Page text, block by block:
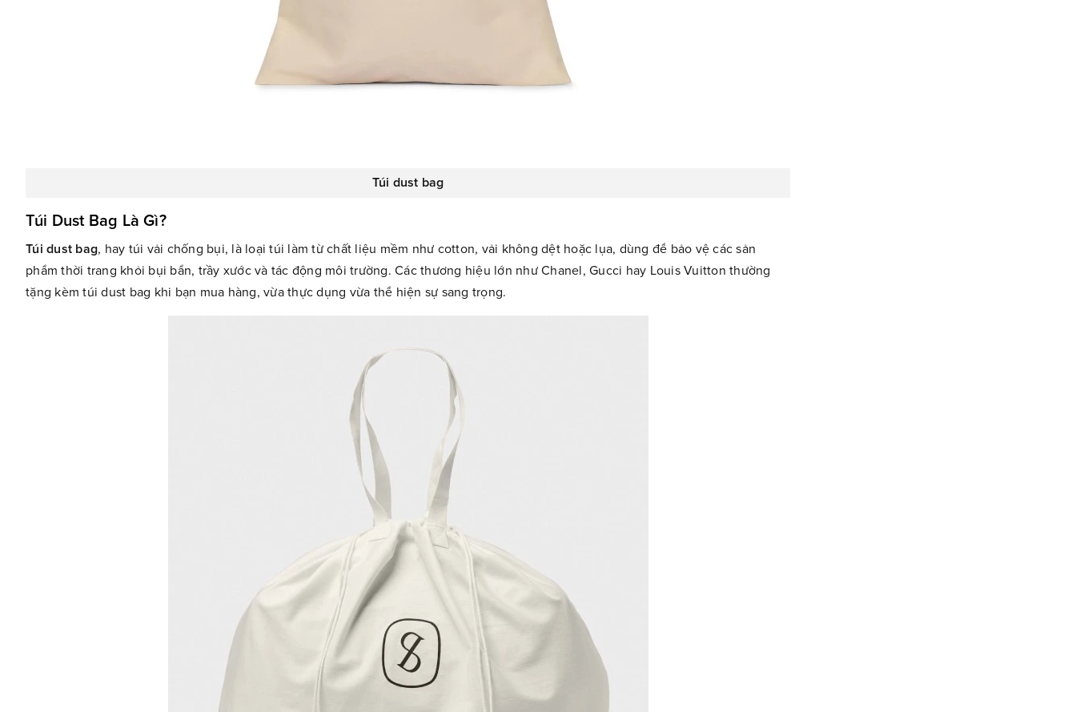
Túi dust bag
Túi Dust Bag Là Gì?
Túi dust bag, hay túi vải chống bụi, là loại túi làm từ chất liệu mềm như cotton, vải không dệt hoặc lụa, dùng để bảo vệ các sản
phẩm thời trang khỏi bụi bẩn, trầy xước và tác động môi trường. Các thương hiệu lớn như Chanel, Gucci hay Louis Vuitton thường
tặng kèm túi dust bag khi bạn mua hàng, vừa thực dụng vừa thể hiện sự sang trọng.